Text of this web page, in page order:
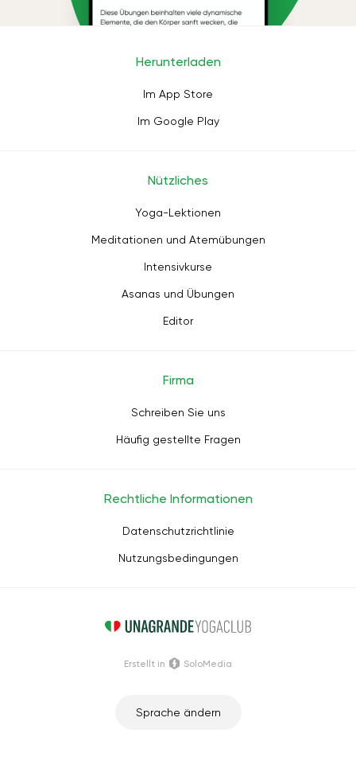
Herunterladen
Im App Store
Im Google Play
Nützliches
Yoga-Lektionen
Meditationen und Atemübungen
Intensivkurse
Asanas und Übungen
Editor
Firma
Schreiben Sie uns
Häufig gestellte Fragen
Rechtliche Informationen
Datenschutzrichtlinie
Nutzungsbedingungen
Sprache ändern
Erstellt in SoloMedia